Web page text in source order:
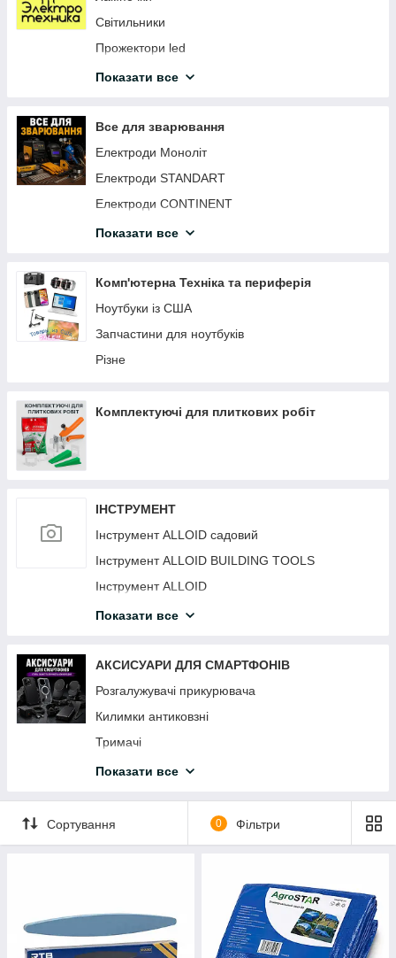
Світильники
Прожектори led
Датчики світла, руху
Подовжувачі
Розетки вимикачі вилки
Автоматика та щити
Лампи настільні
Ліхтарики світлодіодні
Нічні лампи
Дзвінки дверні бездротові
Led-стрічка світлодіодна
Конектори
Показати все
Все для зварювання
Електроди Моноліт
Електроди STANDART
Електроди CONTINENT
Електроди АРСЕНАЛ
Дріт зварювальний
Магніти для зварювання
Показати все
Комп'ютерна Техніка та периферія
Ноутбуки із США
Запчастини для ноутбуків
Різне
Комплектуючі для плиткових робіт
ІНСТРУМЕНТ
Інструмент ALLOID садовий
Інструмент ALLOID BUILDING TOOLS
Інструмент ALLOID
Інструмент HANS
Показати все
АКСИСУАРИ ДЛЯ СМАРТФОНІВ
Розгалужувачі прикурювача
Килимки антиковзні
Тримачі
Автомобільні зарядні пристрої для смартфонів
Портативні джерела живлення
Показати все
Сортування 0 Фільтри